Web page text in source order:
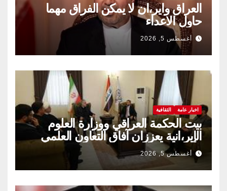
العراق واير،ان لا يمكن الفراق مهما
حاول الاعداء
أغسطس 5, 2026
اخبار عامة الثقافية
بيت الحكمة العراقي ووزارة العلوم
الإير،انية يعززان آفاق التعاون العلمي
والثقافي.
أغسطس 5, 2026